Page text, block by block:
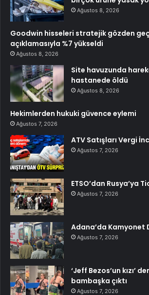
Ağustos 8, 2026
Goodwin hisseleri stratejik gözden
açıklamasıyla %7 yükseldi
Ağustos 8, 2026
Site havuzunda
hastanede öldü
Ağustos 8, 2026
Hekimlerden hukuki güvence eylemi
Ağustos 7, 2026
ATV Satışları Vergi
Ağustos 7, 2026
ETSO’dan Rusya’ya
Ağustos 7, 2026
Adana’da Kamyonet
Ağustos 7, 2026
‘Jeff Bezos’un kızı’
bambaşka çıktı
Ağustos 7, 2026